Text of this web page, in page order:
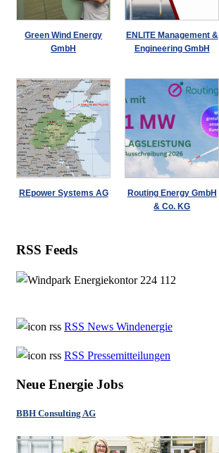
Green Wind Energy
GmbH
ENLITE Management &
Engineering GmbH
REpower Systems AG
Routing Energy GmbH
& Co. KG
RSS Feeds
RSS News Windenergie
RSS Pressemitteilungen
Neue Energie Jobs
BBH Consulting AG